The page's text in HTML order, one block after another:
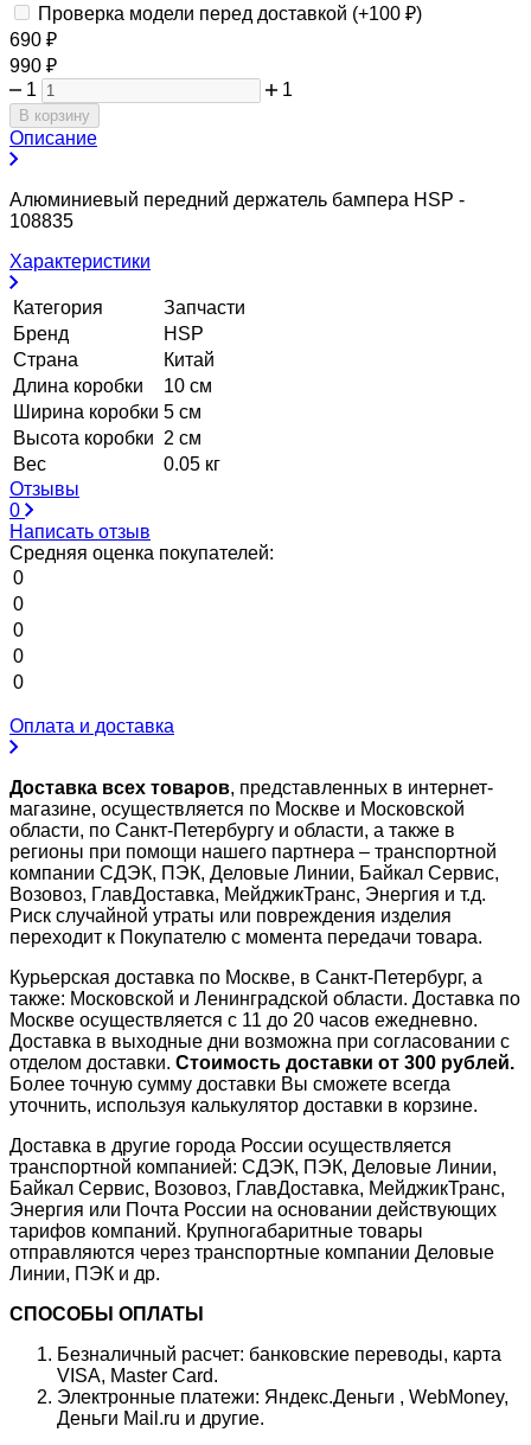
Проверка модели перед доставкой (+100 ₽)
690 ₽
990 ₽
1
1
В корзину
Описание
Алюминиевый передний держатель бампера HSP -
108835
Характеристики
Категория
Запчасти
Бренд
HSP
Страна
Китай
Длина коробки
10 см
Ширина коробки 5 см
Высота коробки 2 см
Вес
0.05 кг
Отзывы
0
Написать отзыв
Средняя оценка покупателей:
0
0
0
0
0
Оплата и доставка
Доставка всех товаров, представленных в интернет-
магазине, осуществляется по Москве и Московской
области, по Санкт-Петербургу и области, а также в
регионы при помощи нашего партнера – транспортной
компании СДЭК, ПЭК, Деловые Линии, Байкал Сервис,
Возовоз, ГлавДоставка, МейджикТранс, Энергия и т.д.
Риск случайной утраты или повреждения изделия
переходит к Покупателю с момента передачи товара.
Курьерская доставка по Москве, в Санкт-Петербург, а
также: Московской и Ленинградской области. Доставка по
Москве осуществляется с 11 до 20 часов ежедневно.
Доставка в выходные дни возможна при согласовании с
отделом доставки. Стоимость доставки от 300 рублей.
Более точную сумму доставки Вы сможете всегда
уточнить, используя калькулятор доставки в корзине.
Доставка в другие города России осуществляется
транспортной компанией: СДЭК, ПЭК, Деловые Линии,
Байкал Сервис, Возовоз, ГлавДоставка, МейджикТранс,
Энергия или Почта России на основании действующих
тарифов компаний. Крупногабаритные товары
отправляются через транспортные компании Деловые
Линии, ПЭК и др.
СПОСОБЫ ОПЛАТЫ
Безналичный расчет: банковские переводы, карта
VISA, Master Card.
Электронные платежи: Яндекс.Деньги , WebMoney,
Деньги Mail.ru и другие.